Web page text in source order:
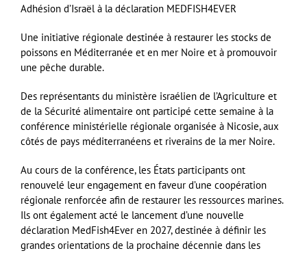
Adhésion d’Israël à la déclaration MEDFISH4EVER
Une initiative régionale destinée à restaurer les stocks de
poissons en Méditerranée et en mer Noire et à promouvoir
une pêche durable.
Des représentants du ministère israélien de l’Agriculture et
de la Sécurité alimentaire ont participé cette semaine à la
conférence ministérielle régionale organisée à Nicosie, aux
côtés de pays méditerranéens et riverains de la mer Noire.
Au cours de la conférence, les États participants ont
renouvelé leur engagement en faveur d’une coopération
régionale renforcée afin de restaurer les ressources marines.
Ils ont également acté le lancement d’une nouvelle
déclaration MedFish4Ever en 2027, destinée à définir les
grandes orientations de la prochaine décennie dans les